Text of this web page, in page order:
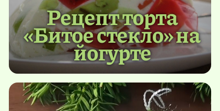
Рецепт торта
«Битое стекло» на
йогурте